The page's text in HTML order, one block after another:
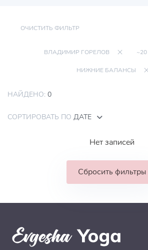
ОЧИСТИТЬ ФИЛЬТР
ВЛАДИМИР ГОРЕЛОВ
НИЖНИЕ БАЛАНСЫ
НАЙДЕНО: 0
СОРТИРОВАТЬ ПО ДАТЕ
Нет записей
Сбросить фильтры